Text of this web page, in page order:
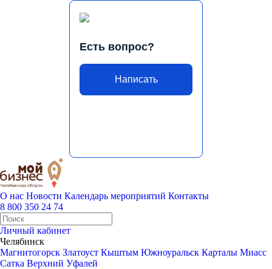
Есть вопрос?
Написать
О нас Новости Календарь мероприятий Контакты
8 800 350 24 74
Личный кабинет
Челябинск
Магнитогорск Златоуст Кыштым Южноуральск Карталы Миасс
Сатка Верхний Уфалей